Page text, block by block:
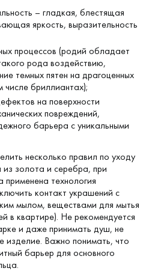
– гладкая, блестящая
яркость, выразительность
процессов (родий обладает
рода воздействию,
темных пятен на драгоценных
бриллиантах);
на поверхности
повреждений,
барьера с уникальными
несколько правил по уходу
золота и серебра, при
технология
контакт украшений с
мылом, веществами для мытья
в квартире). Не рекомендуется
и даже принимать душ, не
Важно понимать, что
барьер для основного